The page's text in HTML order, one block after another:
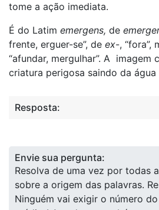
tome a ação imediata.
É do Latim emergens, de
frente, erguer-se”, de ex-, “fora”,
“afundar, mergulhar”. A imagem
criatura perigosa saindo da água
Resposta:
Envie sua pergunta:
Resolva de uma vez por todas
sobre a origem das palavras.
Ninguém vai exigir o número